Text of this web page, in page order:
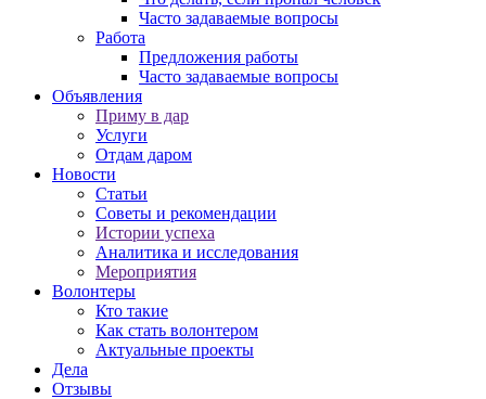
Часто задаваемые вопросы
Работа
Предложения работы
Часто задаваемые вопросы
Объявления
Приму в дар
Услуги
Отдам даром
Новости
Статьи
Советы и рекомендации
Истории успеха
Аналитика и исследования
Мероприятия
Волонтеры
Кто такие
Как стать волонтером
Актуальные проекты
Дела
Отзывы